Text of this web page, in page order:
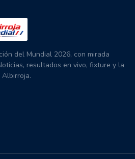
del Mundial 2026, con mirada
resultados en vivo, fixture y la
Albirroja.